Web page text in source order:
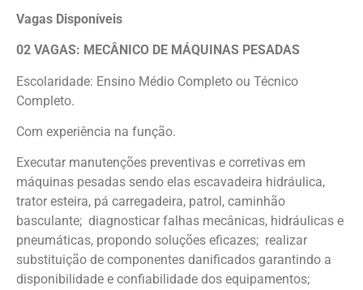
Vagas Disponíveis
02 VAGAS: MECÂNICO DE MÁQUINAS PESADAS
Escolaridade: Ensino Médio Completo ou Técnico
Completo.
Com experiência na função.
Executar manutenções preventivas e corretivas em
máquinas pesadas sendo elas escavadeira hidráulica,
trator esteira, pá carregadeira, patrol, caminhão
basculante; diagnosticar falhas mecânicas, hidráulicas e
pneumáticas, propondo soluções eficazes; realizar
substituição de componentes danificados garantindo a
disponibilidade e confiabilidade dos equipamentos;